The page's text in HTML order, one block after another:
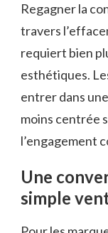
Regagner la
travers
requiert bien
esthétiques.
entrer dans
moins centrée
l’engagement
Une
simple